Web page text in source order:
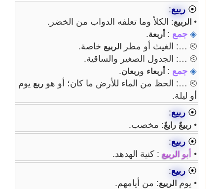
⦿ ربيع:
• الربيع: الكلأ وما تعلفه الدواب من الخضر.
◈ جمع : أربعة.
⧁ …: الغيث أو مطر الربيعخاصة.
⧁ …: الجدول الصغير والساقية.
◈ جمع : أربعاءوربعان.
⧁ …: الحظ من الماء للأرض ما كان؛ أو هو ربعيوم
أو ليلة.
⦿ ربيع:
• ربيعٌ رابعٌ: مخصب.
⦿ ربيع:
• أبو الربيع : كنية الهدهد.
⦿ ربيع:
• يومالربيع: من أيامهم.